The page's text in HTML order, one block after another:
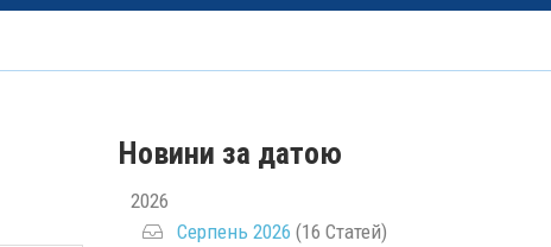
Новини за датою
2026
Серпень 2026 (16 Статей)